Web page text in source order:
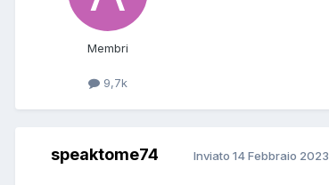
Membri
9,7k
speaktome74 Inviato 14 Febbraio 2023